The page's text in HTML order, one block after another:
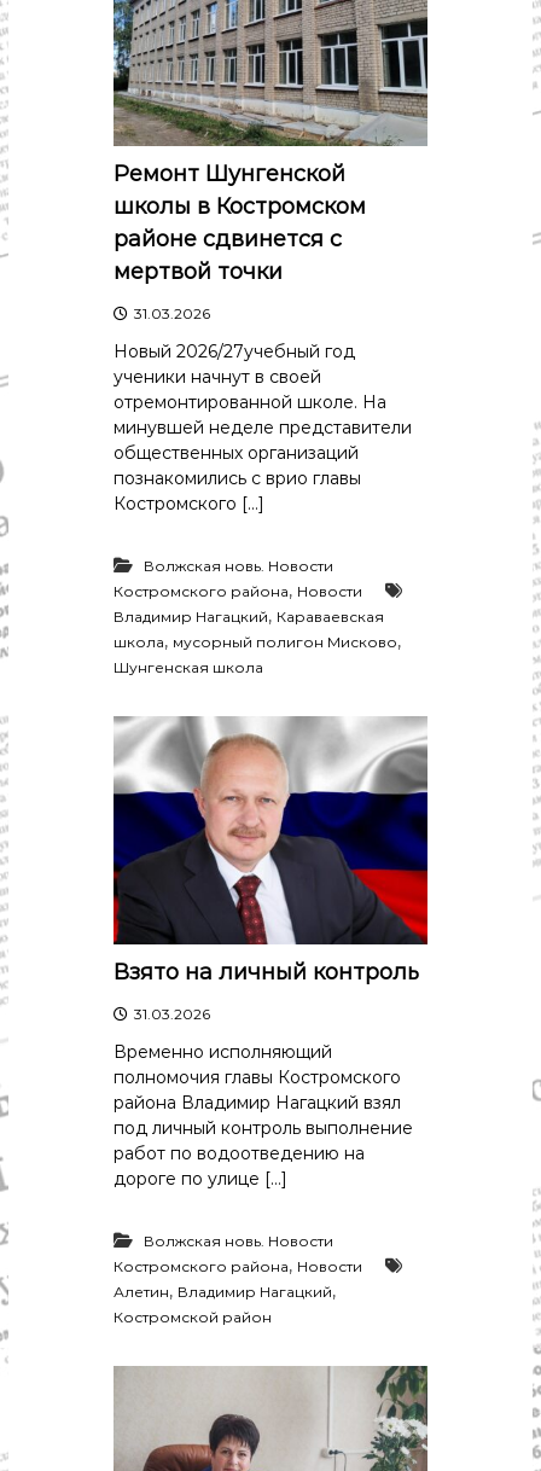
Ремонт Шунгенской
школы в Костромском
районе сдвинется с
мертвой точки
31.03.2026
Новый 2026/27учебный год
ученики начнут в своей
отремонтированной школе. На
минувшей неделе представители
общественных организаций
познакомились с врио главы
Костромского […]
Волжская новь. Новости
Костромского района, Новости
Владимир Нагацкий, Караваевская
школа, мусорный полигон Мисково,
Шунгенская школа
Взято на личный контроль
31.03.2026
Временно исполняющий
полномочия главы Костромского
района Владимир Нагацкий взял
под личный контроль выполнение
работ по водоотведению на
дороге по улице […]
Волжская новь. Новости
Костромского района, Новости
Алетин, Владимир Нагацкий,
Костромской район